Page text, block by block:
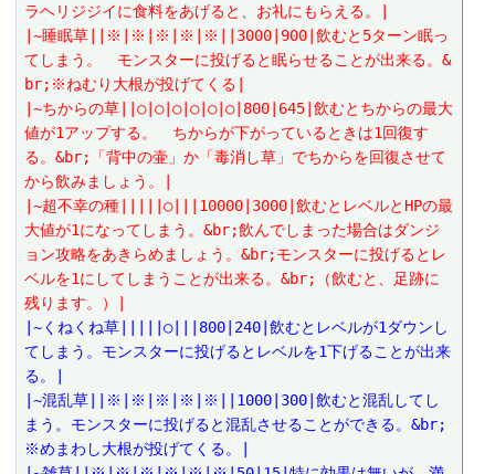
ラヘリジジイに食料をあげると、お礼にもらえる。|
|~睡眠草||※|※|※|※|※||3000|900|飲むと5ターン眠っ
てしまう。　モンスターに投げると眠らせることが出来る。&
br;※ねむり大根が投げてくる|
|~ちからの草||○|○|○|○|○|○|800|645|飲むとちからの最大
値が1アップする。　ちからが下がっているときは1回復す
る。&br;「背中の壷」か「毒消し草」でちからを回復させて
から飲みましょう。|
|~超不幸の種|||||○|||10000|3000|飲むとレベルとHPの最
大値が1になってしまう。&br;飲んでしまった場合はダンジ
ョン攻略をあきらめましょう。&br;モンスターに投げるとレ
ベルを1にしてしまうことが出来る。&br;（飲むと、足跡に
残ります。）|
|~くねくね草|||||○|||800|240|飲むとレベルが1ダウンし
てしまう。モンスターに投げるとレベルを1下げることが出来
る。|
|~混乱草||※|※|※|※|※||1000|300|飲むと混乱してし
まう。モンスターに投げると混乱させることができる。&br;
※めまわし大根が投げてくる。|